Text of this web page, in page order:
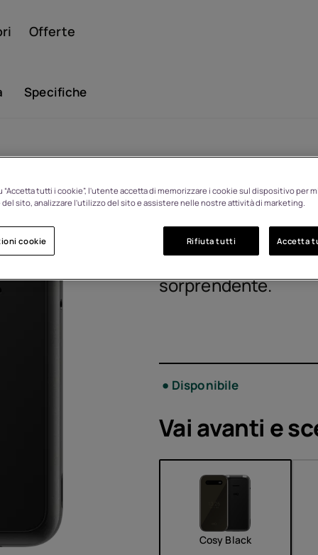
Offerte
Specifiche
HMD 2660
1GF033CPH1L05
Il telefono a
media, ma con un
sorprendente.
Disponibile
Vai avanti e
Cosy Black
“Accetta tutti i cookie”, l'utente accetta di memorizzare i cookie sul dispositivo per
del sito, analizzare l'utilizzo del sito e assistere nelle nostre attività di marketing.
cookie Rifiuta tutti Accetta